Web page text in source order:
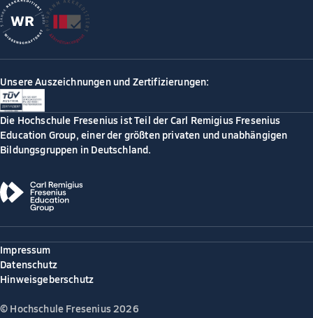
Unsere Auszeichnungen und Zertifizierungen:
Die Hochschule Fresenius ist Teil der Carl Remigius Fresenius
Education Group, einer der größten privaten und unabhängigen
Bildungsgruppen in Deutschland.
Impressum
Datenschutz
Hinweisgeberschutz
© Hochschule Fresenius 2026